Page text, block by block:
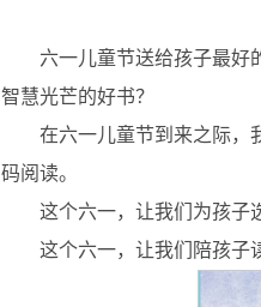
六一儿童节送给孩子最好
智慧光芒的好书？
在六一儿童节到来之际，
码阅读。
这个六一，让我们为孩子
这个六一，让我们陪孩子